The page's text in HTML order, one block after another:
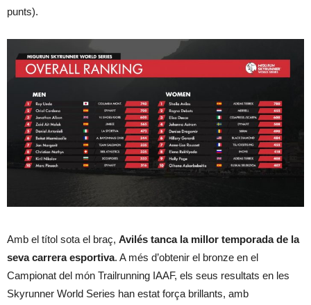
punts).
Amb el títol sota el braç, Avilés tanca la millor temporada de la
seva carrera esportiva. A més d’obtenir el bronze en el
Campionat del món Trailrunning IAAF, els seus resultats en les
Skyrunner World Series han estat força brillants, amb